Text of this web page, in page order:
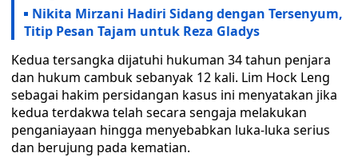
Nikita Mirzani Hadiri Sidang dengan Tersenyum,
Titip Pesan Tajam untuk Reza Gladys
Kedua tersangka dijatuhi hukuman 34 tahun penjara
dan hukum cambuk sebanyak 12 kali. Lim Hock Leng
sebagai hakim persidangan kasus ini menyatakan jika
kedua terdakwa telah secara sengaja melakukan
penganiayaan hingga menyebabkan luka-luka serius
dan berujung pada kematian.